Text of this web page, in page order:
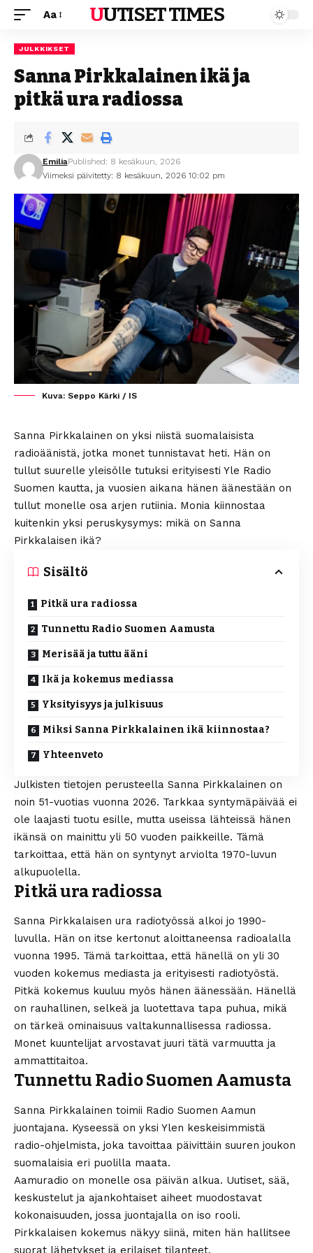
Aa UUTISET TIMES
JULKKIKSET
Sanna Pirkkalainen ikä ja
pitkä ura radiossa
Viimeksi päivitetty: 8 kesäkuun, 2026 10:02 pm
EmiliaPublished: 8 kesäkuun, 2026
Kuva: Seppo Kärki / IS
Sanna Pirkkalainen on yksi niistä suomalaisista
radioäänistä, jotka monet tunnistavat heti. Hän on
tullut suurelle yleisölle tutuksi erityisesti Yle Radio
Suomen kautta, ja vuosien aikana hänen äänestään on
tullut monelle osa arjen rutiinia. Monia kiinnostaa
kuitenkin yksi peruskysymys: mikä on Sanna
Pirkkalaisen ikä?
Sisältö
Pitkä ura radiossa
Tunnettu Radio Suomen Aamusta
Merisää ja tuttu ääni
Ikä ja kokemus mediassa
Yksityisyys ja julkisuus
Miksi Sanna Pirkkalainen ikä kiinnostaa?
Yhteenveto
Julkisten tietojen perusteella Sanna Pirkkalainen on
noin 51-vuotias vuonna 2026. Tarkkaa syntymäpäivää ei
ole laajasti tuotu esille, mutta useissa lähteissä hänen
ikänsä on mainittu yli 50 vuoden paikkeille. Tämä
tarkoittaa, että hän on syntynyt arviolta 1970-luvun
alkupuolella.
Pitkä ura radiossa
Sanna Pirkkalaisen ura radiotyössä alkoi jo 1990-
luvulla. Hän on itse kertonut aloittaneensa radioalalla
vuonna 1995. Tämä tarkoittaa, että hänellä on yli 30
vuoden kokemus mediasta ja erityisesti radiotyöstä.
Pitkä kokemus kuuluu myös hänen äänessään. Hänellä
on rauhallinen, selkeä ja luotettava tapa puhua, mikä
on tärkeä ominaisuus valtakunnallisessa radiossa.
Monet kuuntelijat arvostavat juuri tätä varmuutta ja
ammattitaitoa.
Tunnettu Radio Suomen Aamusta
Sanna Pirkkalainen toimii Radio Suomen Aamun
juontajana. Kyseessä on yksi Ylen keskeisimmistä
radio-ohjelmista, joka tavoittaa päivittäin suuren joukon
suomalaisia eri puolilla maata.
Aamuradio on monelle osa päivän alkua. Uutiset, sää,
keskustelut ja ajankohtaiset aiheet muodostavat
kokonaisuuden, jossa juontajalla on iso rooli.
Pirkkalaisen kokemus näkyy siinä, miten hän hallitsee
suorat lähetykset ja erilaiset tilanteet.